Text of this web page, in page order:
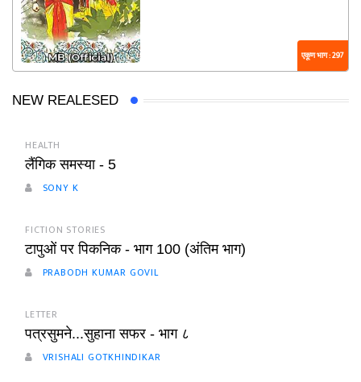
एकूण भाग : 297
NEW REALESED
HEALTH
लैंगिक समस्या - 5
SONY K
FICTION STORIES
टापुओं पर पिकनिक - भाग 100 (अंतिम भाग)
PRABODH KUMAR GOVIL
LETTER
पत्रसुमने...सुहाना सफर - भाग ८
VRISHALI GOTKHINDIKAR